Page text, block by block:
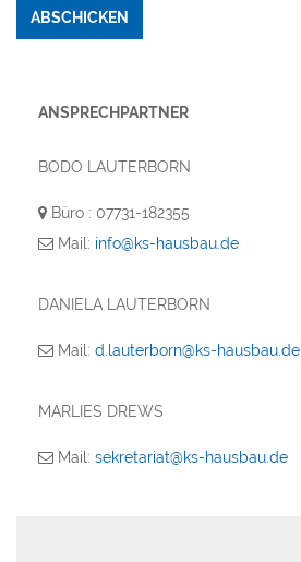
Bitte nicht ausfüllen.
ABSCHICKEN
ANSPRECHPARTNER
BODO LAUTERBORN
Büro : 07731-182355
Mail: info@ks-hausbau.de
DANIELA LAUTERBORN
Mail: d.lauterborn@ks-hausbau.de
MARLIES DREWS
Mail: sekretariat@ks-hausbau.de